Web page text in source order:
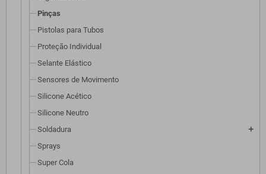
Pinças
Pistolas para Tubos
Proteção Individual
Selante Elástico
Sensores de Movimento
Silicone Acético
Silicone Neutro
Soldadura
add
Sprays
Super Cola